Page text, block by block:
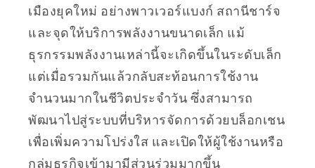
เมืองยุคใหม่ อย่างพาวเวอร์แบงก์ สถานีชาร์จ
และจุดให้บริการพลังงานขนาดเล็ก แม้
ธุรกรรมพลังงานเหล่านี้จะเกิดขึ้นในระดับเล็ก
แต่เมื่อรวมกันแล้วกลับสะท้อนการใช้งาน
จำนวนมากในชีวิตประจำวัน ซึ่งสามารถ
พัฒนาไปสู่ระบบที่บริหารจัดการด้วยบล็อกเชน
เพื่อเพิ่มความโปร่งใส และเปิดให้ผู้ใช้งานหรือ
กลุ่มธุรกิจเข้ามามีส่วนร่วมมากขึ้น